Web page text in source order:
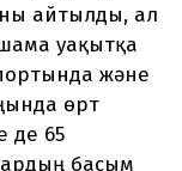
айтылды, ал
уақытқа
және
өрт
де 65
басым